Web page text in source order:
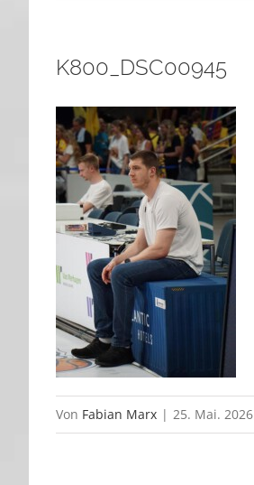
K800_DSC00945
Von Fabian Marx | 25. Mai. 2026